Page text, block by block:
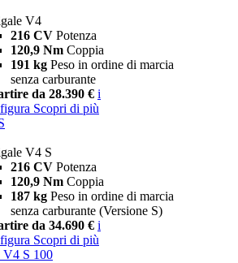
V4
216 CV Potenza
120,9 Nm Coppia
191 kg Peso in ordine di marcia
senza carburante
da 28.390 € i
Scopri di più
V4 S
216 CV Potenza
120,9 Nm Coppia
187 kg Peso in ordine di marcia
senza carburante (Versione S)
da 34.690 € i
Scopri di più
V4 S 100